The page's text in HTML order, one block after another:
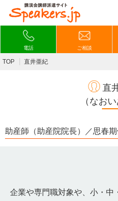
電話 ご相談
TOP 直井亜紀
直
（なおい
助産師（助産院院長）／思春
企業や専門職対象や、小・中